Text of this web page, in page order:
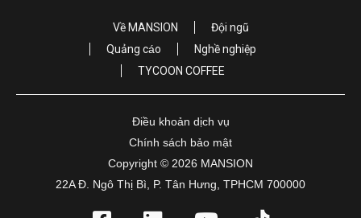
Về MANSION
Đội ngũ
Quảng cáo
Nghề nghiệp
TYCOON COFFEE
Điều khoản dịch vụ
Chính sách bảo mật
Copyright © 2026 MANSION
22A Đ. Ngô Thị Bì, P. Tân Hưng, TPHCM 700000